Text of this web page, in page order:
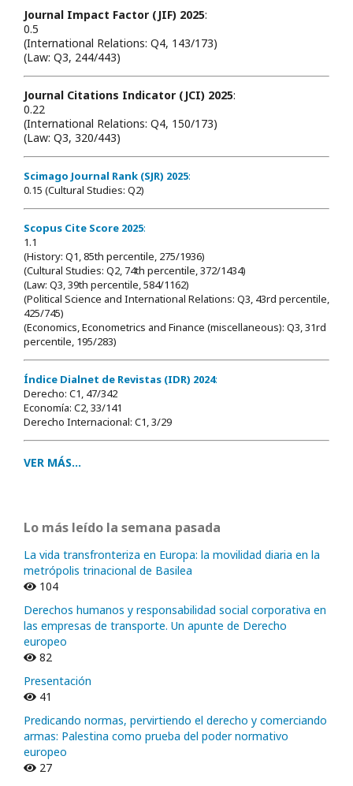
Journal Impact Factor (JIF) 2025:
0.5
(International Relations: Q4, 143/173)
(Law: Q3, 244/443)
Journal Citations Indicator (JCI) 2025:
0.22
(International Relations: Q4, 150/173)
(Law: Q3, 320/443)
Scimago Journal Rank (SJR) 2025:
0.15 (Cultural Studies: Q2)
Scopus Cite Score 2025:
1.1
(History: Q1, 85th percentile, 275/1936)
(Cultural Studies: Q2, 74th percentile, 372/1434)
(Law: Q3, 39th percentile, 584/1162)
(Political Science and International Relations: Q3, 43rd percentile,
425/745)
(Economics, Econometrics and Finance (miscellaneous): Q3, 31rd
percentile, 195/283)
Índice Dialnet de Revistas (IDR) 2024:
Derecho: C1, 47/342
Economía: C2, 33/141
Derecho Internacional: C1, 3/29
VER MÁS...
Lo más leído la semana pasada
La vida transfronteriza en Europa: la movilidad diaria en la
metrópolis trinacional de Basilea
104
Derechos humanos y responsabilidad social corporativa en
las empresas de transporte. Un apunte de Derecho
europeo
82
Presentación
41
Predicando normas, pervirtiendo el derecho y comerciando
armas: Palestina como prueba del poder normativo
europeo
27